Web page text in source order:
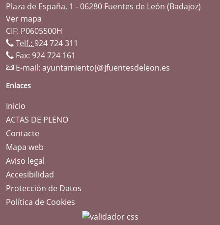
Plaza de España, 1 - 06280 Fuentes de León (Badajoz)
Ver mapa
CIF: P0605500H
Telf.: 924 724 311
Fax: 924 724 161
E-mail: ayuntamiento[@]fuentesdeleon.es
Enlaces
Inicio
ACTAS DE PLENO
Contacte
Mapa web
Aviso legal
Accesibilidad
Protección de Datos
Política de Cookies